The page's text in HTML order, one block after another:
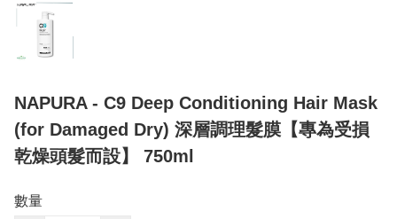
NAPURA - C9 Deep Conditioning Hair Mask
(for Damaged Dry) 深層調理髮膜【專為受損
乾燥頭髮而設】 750ml
數量